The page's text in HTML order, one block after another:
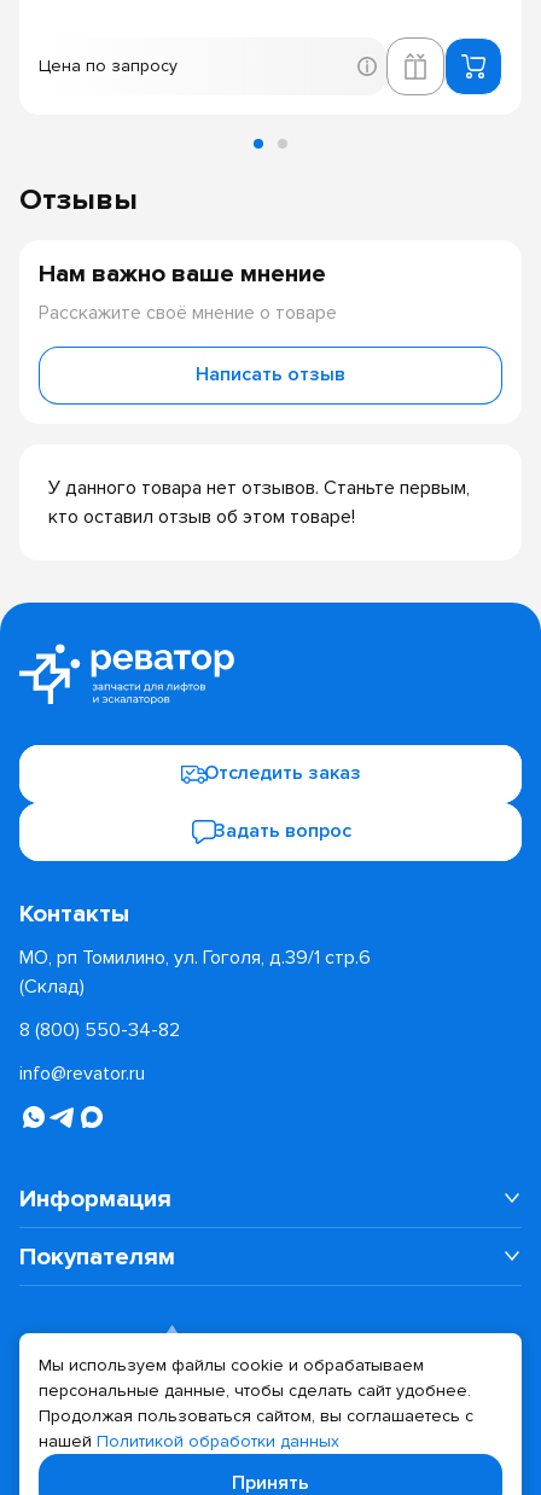
Цена по запросу
Отзывы
У данного товара нет отзывов. Станьте первым,
кто оставил отзыв об этом товаре!
Нам важно ваше мнение
Расскажите своё мнение о товаре
Написать отзыв
Отследить заказ
Задать вопрос
Контакты
МО, рп Томилино, ул. Гоголя, д.39/1 стр.6
(Склад)
8 (800) 550-34-82
info@revator.ru
Информация
Покупателям
Дизайн сайта Разработка сайта
Мы используем файлы cookie и обрабатываем
персональные данные, чтобы сделать сайт удобнее.
Продолжая пользоваться сайтом, вы соглашаетесь с
нашей Политикой обработки данных
Принять